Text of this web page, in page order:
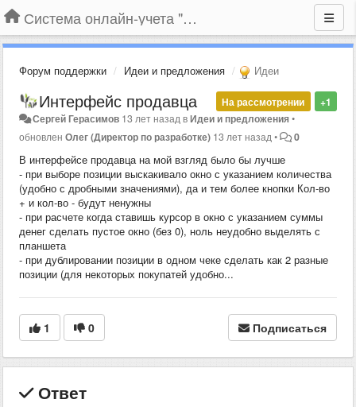
Система онлайн-учета "Большая Птица"
Форум поддержки Идеи и предложения Идеи
+1
На рассмотрении
Интерфейс продавца
Сергей Герасимов 13 лет назад вИдеи и предложения•
обновлен Олег (Директор по разработке) 13 лет назад • 0
В интерфейсе продавца на мой взгляд было бы лучше
- при выборе позиции выскакивало окно с указанием количества
(удобно с дробными значениями), да и тем более кнопки Кол-во
+ и кол-во - будут ненужны
- при расчете когда ставишь курсор в окно с указанием суммы
денег сделать пустое окно (без 0), ноль неудобно выделять с
планшета
- при дублировании позиции в одном чеке сделать как 2 разные
позиции (для некоторых покупатей удобно...
1 0 Подписаться
Ответ